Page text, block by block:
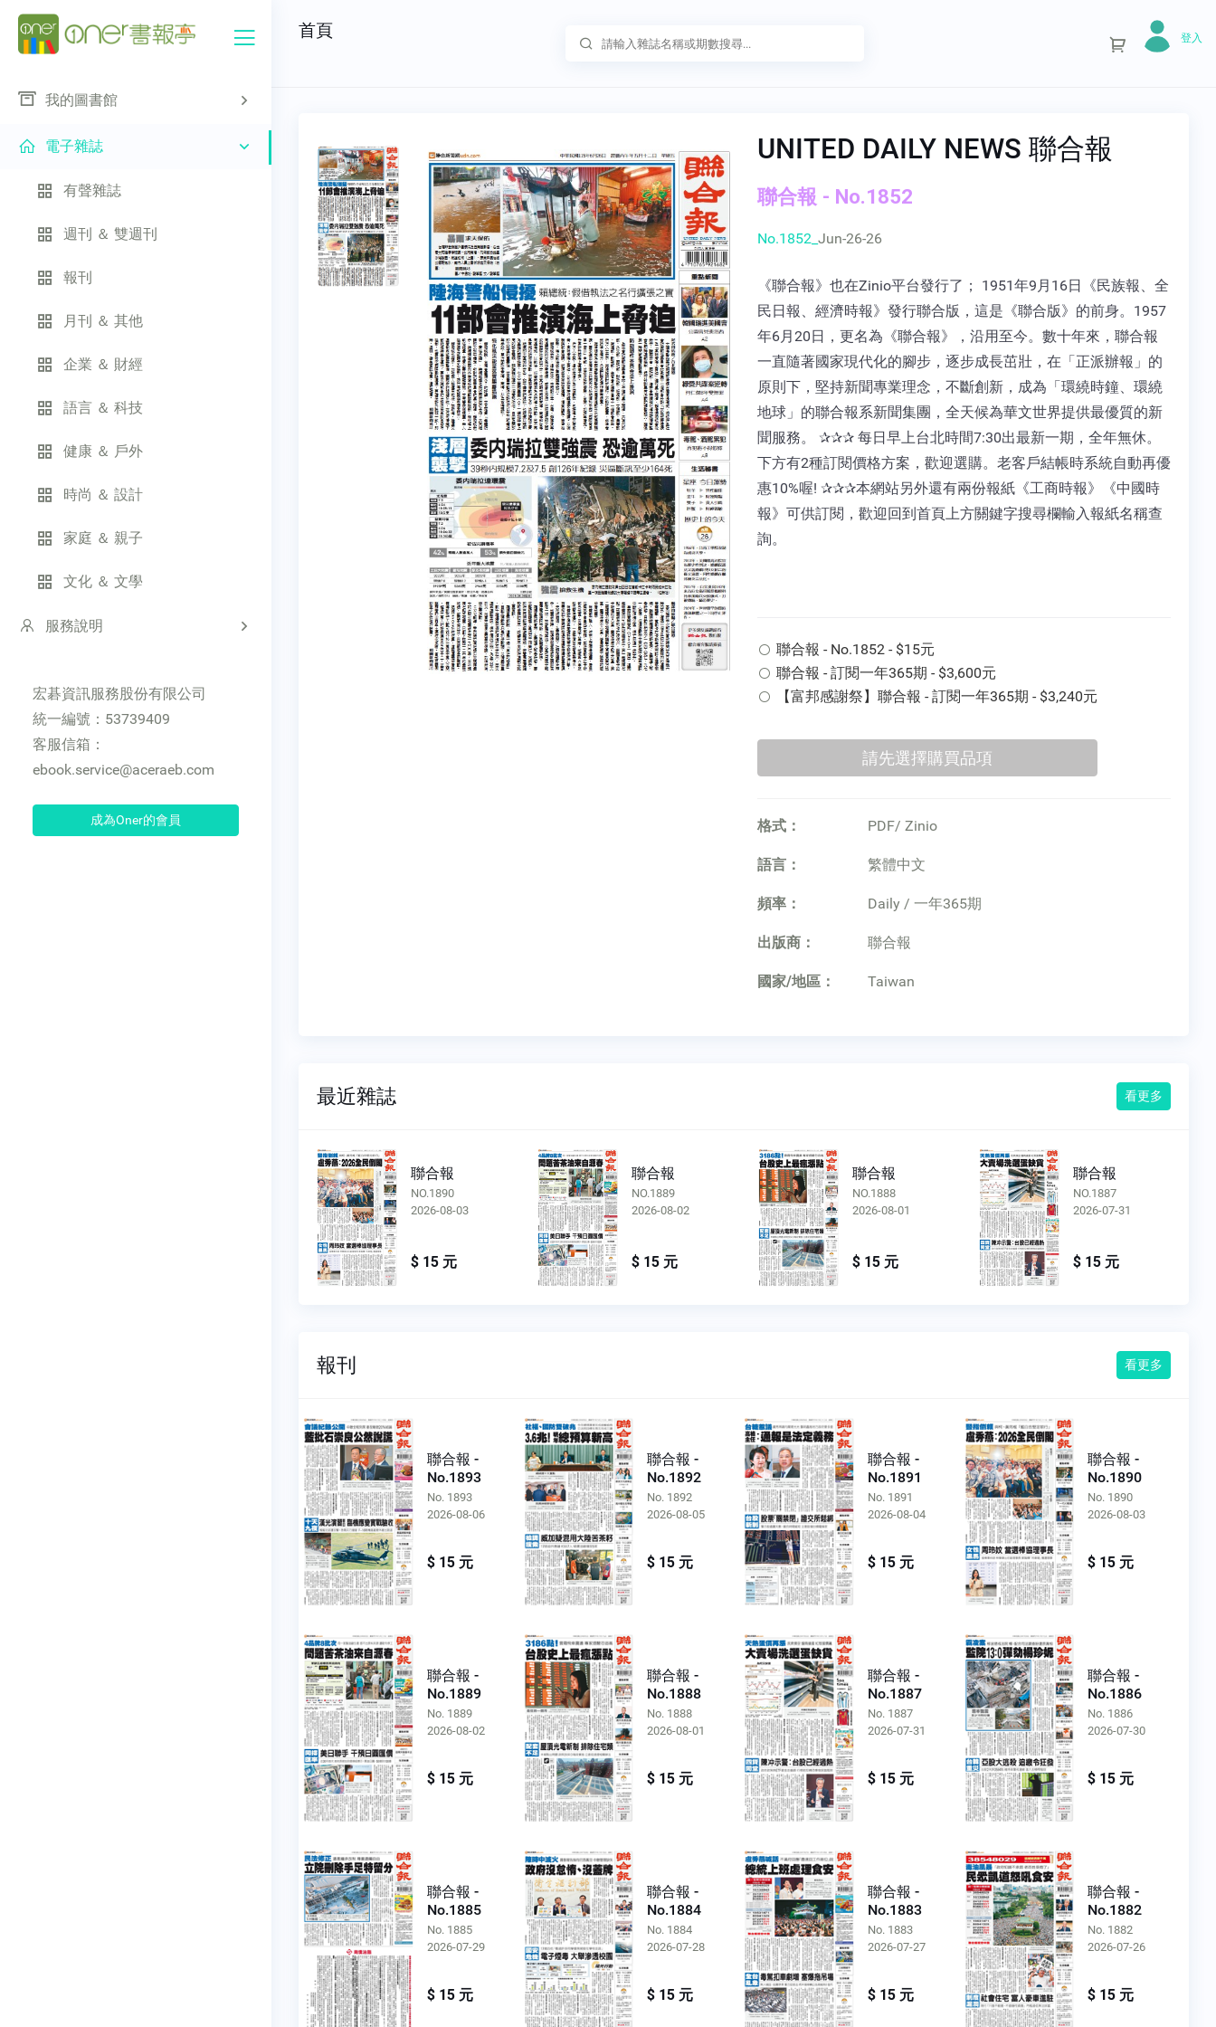
我的圖書館
電子雜誌
有聲雜誌
週刊 ＆ 雙週刊
報刊
月刊 ＆ 其他
企業 ＆ 財經
語言 ＆ 科技
健康 ＆ 戶外
時尚 ＆ 設計
家庭 ＆ 親子
文化 ＆ 文學
服務說明
宏碁資訊服務股份有限公司
統一編號：53739409
客服信箱：
ebook.service@aceraeb.com
成為Oner的會員
首頁 登入
UNITED DAILY NEWS 聯合報
聯合報 - No.1852
No.1852_ Jun-26-26
《聯合報》也在Zinio平台發行了； 1951年9月16日《民族報、全
民日報、經濟時報》發行聯合版，這是《聯合版》的前身。1957
年6月20日，更名為《聯合報》，沿用至今。數十年來，聯合報
一直隨著國家現代化的腳步，逐步成長茁壯，在「正派辦報」的
原則下，堅持新聞專業理念，不斷創新，成為「環繞時鐘、環繞
地球」的聯合報系新聞集團，全天候為華文世界提供最優質的新
聞服務。 ✰✰✰ 每日早上台北時間7:30出最新一期，全年無休。
下方有2種訂閱價格方案，歡迎選購。老客戶結帳時系統自動再優
惠10%喔! ✰✰✰本網站另外還有兩份報紙《工商時報》《中國時
報》可供訂閱，歡迎回到首頁上方關鍵字搜尋欄輸入報紙名稱查
詢。
聯合報 - No.1852 - $15元
聯合報 - 訂閱一年365期 - $3,600元
【富邦感謝祭】聯合報 - 訂閱一年365期 - $3,240元
格式： PDF/ Zinio
語言： 繁體中文
頻率： Daily / 一年365期
出版商： 聯合報
國家/地區： Taiwan
最近雜誌 看更多
聯合報
NO.1890
2026-08-03
$ 15 元
聯合報
NO.1889
2026-08-02
$ 15 元
聯合報
NO.1888
2026-08-01
$ 15 元
聯合報
NO.1887
2026-07-31
$ 15 元
報刊 看更多
聯合報 -
No.1893
No. 1893
2026-08-06
$ 15 元
聯合報 -
No.1892
No. 1892
2026-08-05
$ 15 元
聯合報 -
No.1891
No. 1891
2026-08-04
$ 15 元
聯合報 -
No.1890
No. 1890
2026-08-03
$ 15 元
聯合報 -
No.1889
No. 1889
2026-08-02
$ 15 元
聯合報 -
No.1888
No. 1888
2026-08-01
$ 15 元
聯合報 -
No.1887
No. 1887
2026-07-31
$ 15 元
聯合報 -
No.1886
No. 1886
2026-07-30
$ 15 元
聯合報 -
No.1885
No. 1885
2026-07-29
$ 15 元
聯合報 -
No.1884
No. 1884
2026-07-28
$ 15 元
聯合報 -
No.1883
No. 1883
2026-07-27
$ 15 元
聯合報 -
No.1882
No. 1882
2026-07-26
$ 15 元